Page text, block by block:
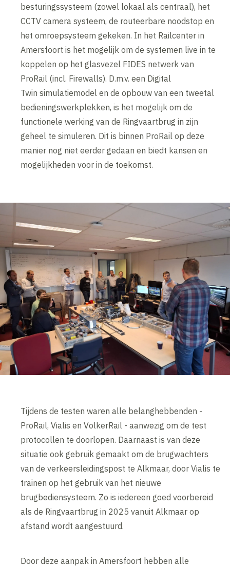
besturingssysteem (zowel lokaal als centraal), het
CCTV camera systeem, de routeerbare noodstop en
het omroepsysteem gekeken. In het Railcenter in
Amersfoort is het mogelijk om de systemen live in te
koppelen op het glasvezel FIDES netwerk van
ProRail (incl. Firewalls). D.m.v. een Digital
Twin simulatiemodel en de opbouw van een tweetal
bedieningswerkplekken, is het mogelijk om de
functionele werking van de Ringvaartbrug in zijn
geheel te simuleren. Dit is binnen ProRail op deze
manier nog niet eerder gedaan en biedt kansen en
mogelijkheden voor in de toekomst.
Tijdens de testen waren alle belanghebbenden -
ProRail, Vialis en VolkerRail - aanwezig om de test
protocollen te doorlopen. Daarnaast is van deze
situatie ook gebruik gemaakt om de brugwachters
van de verkeersleidingspost te Alkmaar, door Vialis te
trainen op het gebruik van het nieuwe
brugbediensysteem. Zo is iedereen goed voorbereid
als de Ringvaartbrug in 2025 vanuit Alkmaar op
afstand wordt aangestuurd.
Door deze aanpak in Amersfoort hebben alle